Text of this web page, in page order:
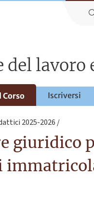
del
Corso Iscriversi
2025-2026
giuridico